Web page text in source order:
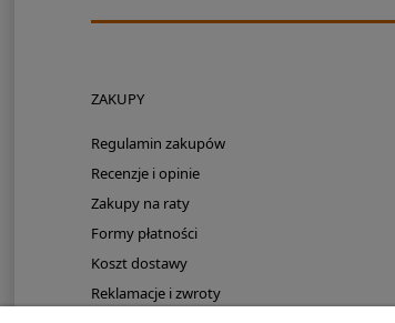
ZAKUPY
Regulamin zakupów
Recenzje i opinie
Zakupy na raty
Formy płatności
Koszt dostawy
Reklamacje i zwroty